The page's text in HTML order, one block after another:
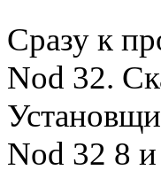
Сразу к
Nod 32.
Nod 32 8 и